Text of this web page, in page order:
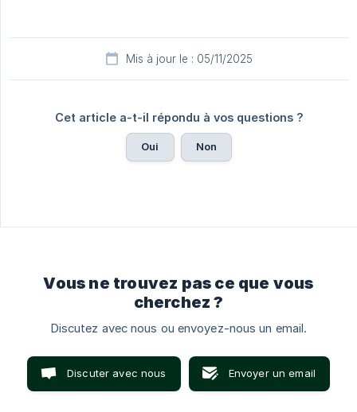
Mis à jour le : 05/11/2025
Cet article a-t-il répondu à vos questions ?
Oui Non
Vous ne trouvez pas ce que vous
cherchez ?
Discutez avec nous ou envoyez-nous un email.
Discuter avec nous Envoyer un email